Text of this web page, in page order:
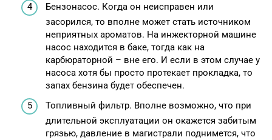
Бензонасос. Когда он неисправен или
засорился, то вполне может стать источником
неприятных ароматов. На инжекторной машине
насос находится в баке, тогда как на
карбюраторной – вне его. И если в этом случае у
насоса хотя бы просто протекает прокладка, то
запах бензина будет обеспечен.
Топливный фильтр. Вполне возможно, что при
длительной эксплуатации он окажется забитым
грязью, давление в магистрали поднимется, что